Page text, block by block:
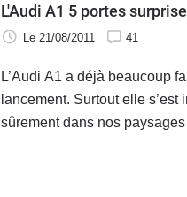
L'Audi A1 5 portes
Le 21/08/2011 41
L’Audi A1 a déjà beaucoup
lancement. Surtout elle
sûrement dans nos